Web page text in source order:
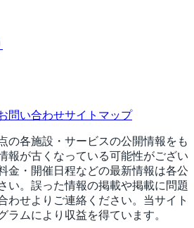
問い合わせサイトマップ
の各施設・サービスの公開情報をも
報が古くなっている可能性がござい
金・開催日程などの最新情報は各公
い。誤った情報の掲載や掲載に問題
わせよりご連絡ください。当サイト
ラムにより収益を得ています。